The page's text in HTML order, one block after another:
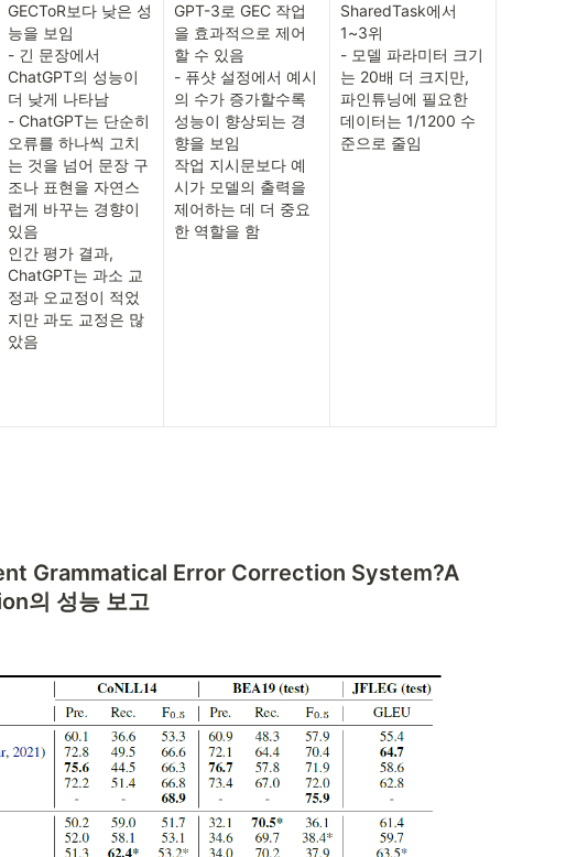
GECToR보다 낮은 성
능을 보임
- 긴 문장에서
ChatGPT의 성능이
더 낮게 나타남
- ChatGPT는 단순히
오류를 하나씩 고치
는 것을 넘어 문장 구
조나 표현을 자연스
럽게 바꾸는 경향이
있음
인간 평가 결과,
ChatGPT는 과소 교
정과 오교정이 적었
지만 과도 교정은 많
았음
GPT-3로 GEC 작업
을 효과적으로 제어
할 수 있음
- 퓨샷 설정에서 예시
의 수가 증가할수록
성능이 향상되는 경
향을 보임
작업 지시문보다 예
시가 모델의 출력을
제어하는 데 더 중요
한 역할을 함
SharedTask에서
1~3위
- 모델 파라미터 크기
는 20배 더 크지만,
파인튜닝에 필요한
데이터는 1/1200 수
준으로 줄임
Grammatical Error Correction System?A
의 성능 보고